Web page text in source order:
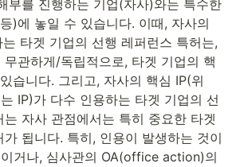
부를 진행하는 기업(자사)와는 특수한
)에 놓일 수 있습니다. 이때, 자사의
타겟 기업의 선행 레퍼런스 특허는,
무관하게/독립적으로, 타겟 기업의 핵
습니다. 그리고, 자사의 핵심 IP(위
IP)가 다수 인용하는 타겟 기업의 선
는 자사 관점에서는 특히 중요한 타겟
됩니다. 특히, 인용이 발생하는 것이
거나, 심사관의 OA(office action)의